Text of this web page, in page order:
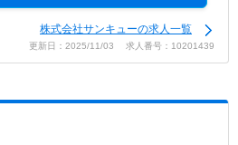
株式会社サンキューの求人一覧
更新日：2025/11/03 求人番号：10201439